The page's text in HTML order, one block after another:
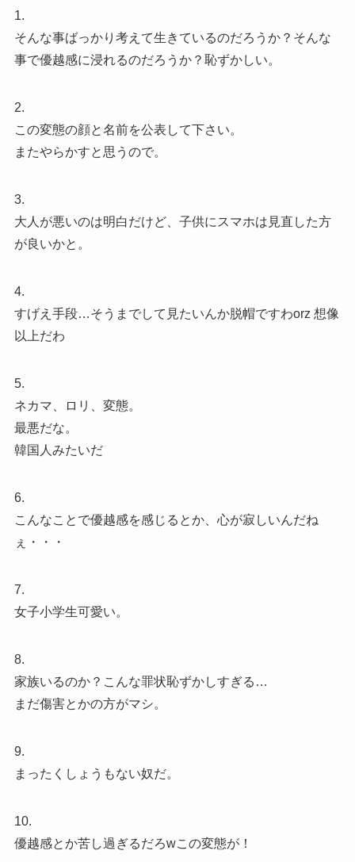
1.
そんな事ばっかり考えて生きているのだろうか？そんな
事で優越感に浸れるのだろうか？恥ずかしい。
2.
この変態の顔と名前を公表して下さい。
またやらかすと思うので。
3.
大人が悪いのは明白だけど、子供にスマホは見直した方
が良いかと。
4.
すげえ手段…そうまでして見たいんか脱帽ですわorz 想像
以上だわ
5.
ネカマ、ロリ、変態。
最悪だな。
韓国人みたいだ
6.
こんなことで優越感を感じるとか、心が寂しいんだね
ぇ・・・
7.
女子小学生可愛い。
8.
家族いるのか？こんな罪状恥ずかしすぎる…
まだ傷害とかの方がマシ。
9.
まったくしょうもない奴だ。
10.
優越感とか苦し過ぎるだろwこの変態が！